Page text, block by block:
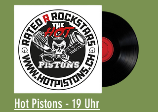
Hot Pistons - 19 Uhr